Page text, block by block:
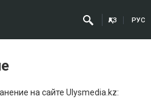
ҚАЗ РУС
на сайте Ulysmedia.kz: